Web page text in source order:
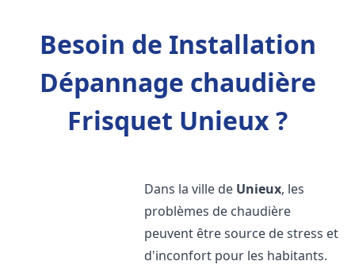
Besoin de Installation
Dépannage chaudière
Frisquet Unieux ?
Dans la ville de Unieux, les
problèmes de chaudière
peuvent être source de stress et
d'inconfort pour les habitants.